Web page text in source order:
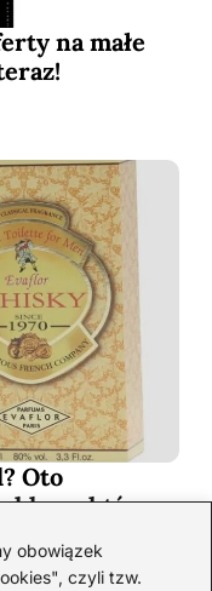
obowiązek
czyli tzw.
na małe
Oto
które